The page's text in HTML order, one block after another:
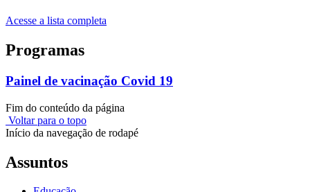
Acesse a lista completa
Programas
Painel de vacinação Covid 19
Fim do conteúdo da página
Voltar para o topo
Início da navegação de rodapé
Assuntos